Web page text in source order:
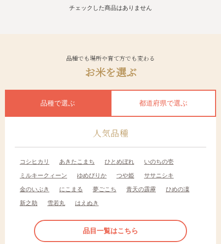
チェックした商品はありません
品種でも場所や育て方でも変わる
お米を選ぶ
品種で選ぶ 都道府県で選ぶ
人気品種
コシヒカリ あきたこまち ひとめぼれ
いのちの壱
ミルキークィーン
ゆめぴりか つや姫
ササニシキ
金のいぶき
にこまる 夢ごこち 青天の霹靂
ひめの凜
新之助
雪若丸 はえぬき
品目一覧はこちら